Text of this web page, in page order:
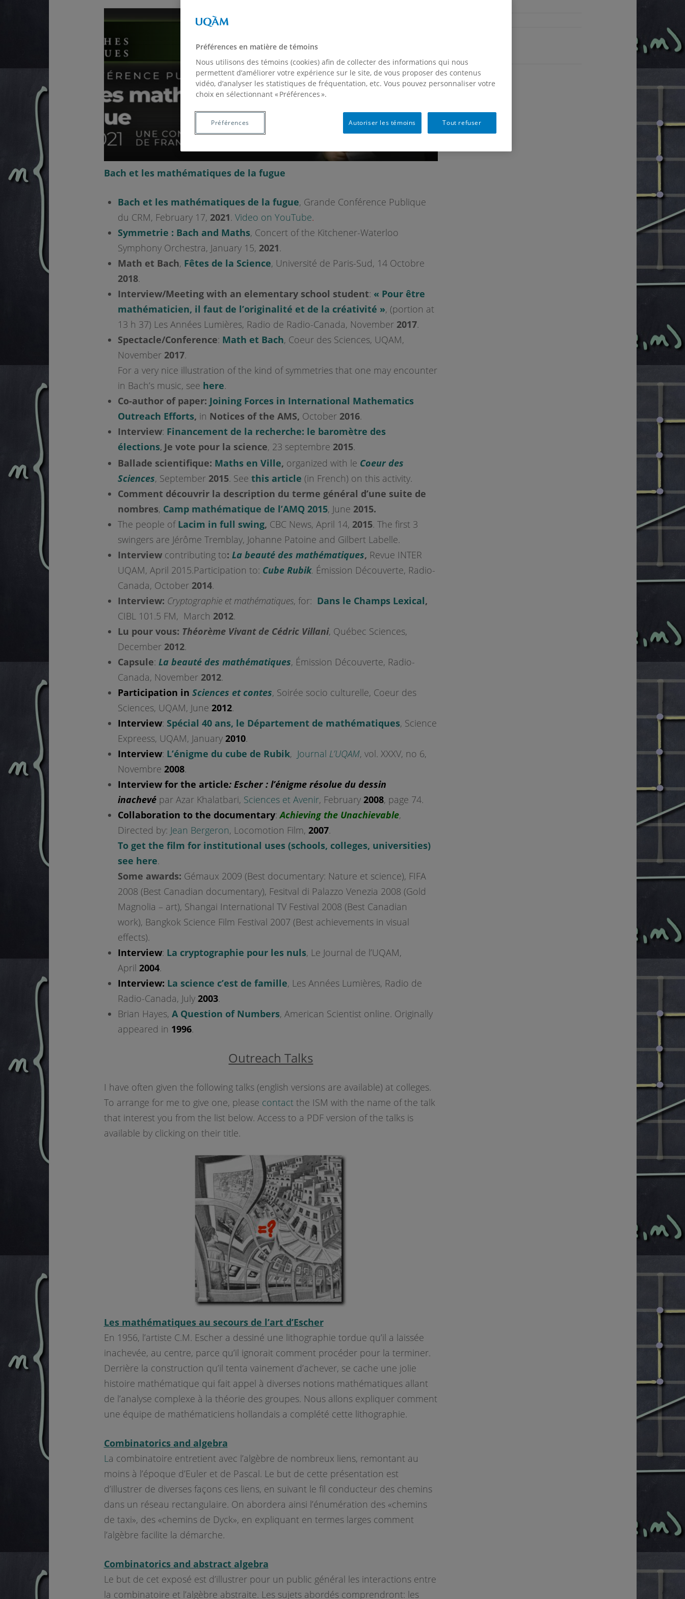
Bach et les mathématiques de la fugue
Bach et les mathématiques de la fugue, Grande Conférence Publique
du CRM, February 17, 2021. Video on YouTube.
Symmetrie : Bach and Maths, Concert of the Kitchener-Waterloo
Symphony Orchestra, January 15, 2021.
Math et Bach, Fêtes de la Science, Université de Paris-Sud, 14 Octobre
2018.
Interview/Meeting with an elementary school student: « Pour être
mathématicien, il faut de l’originalité et de la créativité », (portion at
13 h 37) Les Années Lumières, Radio de Radio-Canada, November 2017.
Spectacle/Conference: Math et Bach, Coeur des Sciences, UQAM,
November 2017.
For a very nice illustration of the kind of symmetries that one may encounter
in Bach’s music, see here.
Co-author of paper: Joining Forces in International Mathematics
Outreach Efforts, in Notices of the AMS, October 2016.
Interview: Financement de la recherche: le baromètre des
élections, Je vote pour la science, 23 septembre 2015.
Ballade scientifique: Maths en Ville, organized with le Coeur des
Sciences, September 2015. See this article (in French) on this activity.
Comment découvrir la description du terme général d’une suite de
nombres, Camp mathématique de l’AMQ 2015, June 2015.
The people of Lacim in full swing, CBC News, April 14, 2015. The first 3
swingers are Jérôme Tremblay, Johanne Patoine and Gilbert Labelle.
Interviewcontributing to: La beauté des mathématiques, Revue INTER
UQAM, April 2015.Participation to: Cube Rubik. Émission Découverte, Radio-
Canada, October 2014.
Interview: Cryptographie et mathématiques, for: Dans le Champs Lexical,
CIBL 101.5 FM, March 2012.
Lu pour vous: Théorème Vivant de Cédric Villani, Québec Sciences,
December 2012.
Capsule: La beauté des mathématiques, Émission Découverte, Radio-
Canada, November 2012.
Participation in Sciences et contes, Soirée socio culturelle, Coeur des
Sciences, UQAM, June 2012.
Interview: Spécial 40 ans, le Département de mathématiques, Science
Expreess, UQAM, January 2010.
Interview: L’énigme du cube de Rubik, Journal L’UQAM, vol. XXXV, no 6,
Novembre 2008.
Interview for the article:Escher : l’énigme résolue du dessin
inachevépar Azar Khalatbari, Sciences et Avenir, February 2008, page 74.
Collaboration to the documentary:Achieving the Unachievable,
Directed by: Jean Bergeron, Locomotion Film, 2007.
To get the film for institutional uses (schools, colleges, universities)
see here.
Some awards: Gémaux 2009 (Best documentary: Nature et science), FIFA
2008 (Best Canadian documentary), Fesitval di Palazzo Venezia 2008 (Gold
Magnolia – art), Shangai International TV Festival 2008 (Best Canadian
work), Bangkok Science Film Festival 2007 (Best achievements in visual
effects).
Interview: La cryptographie pour les nuls, Le Journal de l’UQAM,
April 2004.
Interview: La science c’est de famille, Les Années Lumières, Radio de
Radio-Canada, July 2003.
Brian Hayes, A Question of Numbers, American Scientist online. Originally
appeared in 1996.
Outreach Talks
I have often given the following talks (english versions are available) at colleges.
To arrange for me to give one, please contactthe ISM with the name of the talk
that interest you from the list below. Access to a PDF version of the talks is
available by clicking on their title.
Les mathématiques au secours de l’art d’Escher
En 1956, l’artiste C.M. Escher a dessiné une lithographie tordue qu’il a laissée
inachevée, au centre, parce qu’il ignorait comment procéder pour la terminer.
Derrière la construction qu’il tenta vainement d’achever, se cache une jolie
histoire mathématique qui fait appel à diverses notions mathématiques allant
de l’analyse complexe à la théorie des groupes. Nous allons expliquer comment
une équipe de mathématiciens hollandais a complété cette lithographie.
Combinatorics and algebra
La combinatoire entretient avec l’algèbre de nombreux liens, remontant au
moins à l’époque d’Euler et de Pascal. Le but de cette présentation est
d’illustrer de diverses façons ces liens, en suivant le fil conducteur des chemins
dans un réseau rectangulaire. On abordera ainsi l’énumération des «chemins
de taxi», des «chemins de Dyck», en expliquant en termes larges comment
l’algèbre facilite la démarche.
Combinatorics and abstract algebra
Le but de cet exposé est d’illustrer pour un public général les interactions entre
la combinatoire et l’algèbre abstraite. Les sujets abordés comprendront: les
Préférences en matière de témoins
Nous utilisons des témoins (cookies) afin de collecter des informations qui nous
permettent d’améliorer votre expérience sur le site, de vous proposer des contenus
vidéo, d’analyser les statistiques de fréquentation, etc. Vous pouvez personnaliser votre
choix en sélectionnant « Préférences ».
Tout refuser
Autoriser les témoins
Préférences